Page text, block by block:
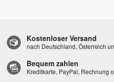
Kostenloser Versand
nach Deutschland, Österreich
Bequem zahlen
Kreditkarte, PayPal, Rechnung